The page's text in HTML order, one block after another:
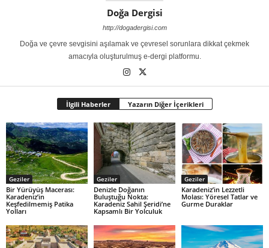
Doğa Dergisi
http://dogadergisi.com
Doğa ve çevre sevgisini aşılamak ve çevresel sorunlara dikkat çekmek
amacıyla oluşturulmuş e-dergi platformu.
İlgili Haberler Yazarın Diğer İçerikleri
Geziler
Bir Yürüyüş Macerası:
Karadeniz’in
Keşfedilmemiş Patika
Yolları
Geziler
Denizle Doğanın
Buluştuğu Nokta:
Karadeniz Sahil Şeridi’ne
Kapsamlı Bir Yolculuk
Geziler
Karadeniz’in Lezzetli
Molası: Yöresel Tatlar ve
Gurme Duraklar